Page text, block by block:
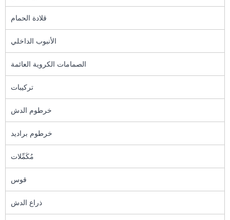
قلادة الحمام
الأنبوب الداخلي
الصمامات الكروية العائمة
تركيبات
خرطوم الدش
خرطوم براديد
مُكَمِّلات
قوس
ذراع الدش